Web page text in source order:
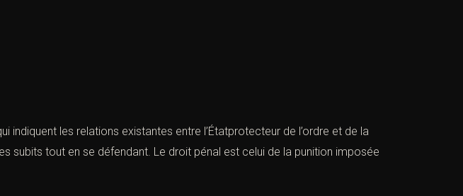
indiquent les relations existantes entre l’Étatprotecteur de l’ordre et de la
subits tout en se défendant. Le droit pénal est celui de la punition imposée